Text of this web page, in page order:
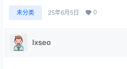
未分类 25年6月5日 0
lxseo